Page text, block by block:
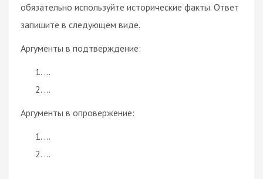
обязательно используйте исторические факты. Ответ
запишите в следующем виде.
Аргументы в подтверждение:
…
…
Аргументы в опровержение:
…
…